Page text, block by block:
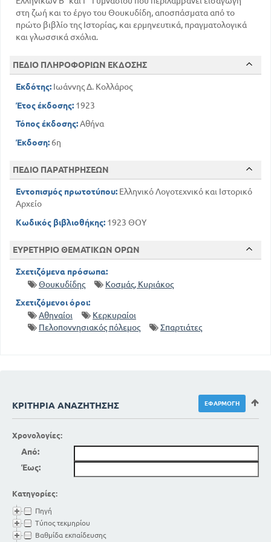
στη ζωή και το έργο του Θουκυδίδη, αποσπάσματα από το
πρώτο βιβλίο της Ιστορίας, και ερμηνευτικά, πραγματολογικά
και γλωσσικά σχόλια.
ΠΕΔΙΟ ΠΛΗΡΟΦΟΡΙΩΝ ΕΚΔΟΣΗΣ
Εκδότης: Ιωάννης Δ. Κολλάρος
Έτος έκδοσης: 1923
Τόπος έκδοσης:Αθήνα
Έκδοση: 6η
ΠΕΔΙΟ ΠΑΡΑΤΗΡΗΣΕΩΝ
Εντοπισμός πρωτοτύπου: Ελληνικό Λογοτεχνικό και Ιστορικό
Αρχείο
Κωδικός βιβλιοθήκης: 1923 ΘΟΥ
ΕΥΡΕΤΗΡΙΟ ΘΕΜΑΤΙΚΩΝ ΟΡΩΝ
Σχετιζόμενα πρόσωπα:
Θουκυδίδης
Κοσμάς, Κυριάκος
Σχετιζόμενοι όροι:
Αθηναίοι
Κερκυραίοι
Πελοποννησιακός πόλεμος
Σπαρτιάτες
ΚΡΙΤΉΡΙΑ ΑΝΑΖΉΤΗΣΗΣ
Χρονολογίες:
Από:
Έως:
Κατηγορίες:
Πηγή
Τύπος τεκμηρίου
Βαθμίδα εκπαίδευσης